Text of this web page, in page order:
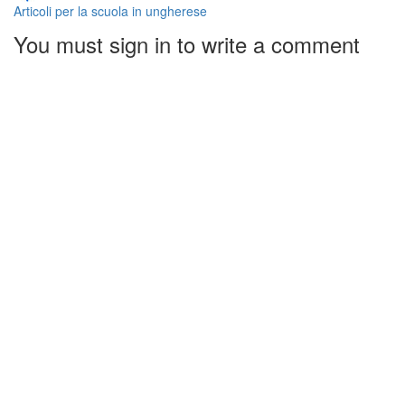
Articoli per la scuola in ungherese
You must sign in to write a comment